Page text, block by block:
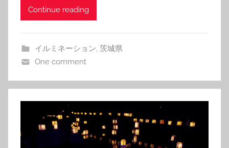
Continue reading
イルミネーション, 茨城県
One comment